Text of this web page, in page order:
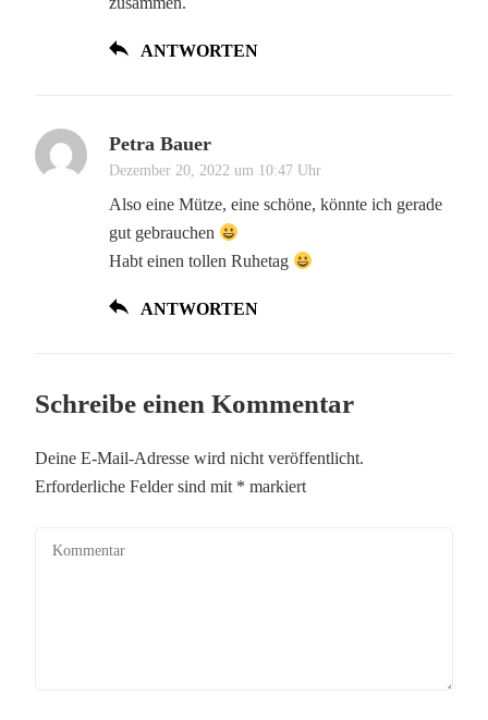
ANTWORTEN
Petra Bauer
Dezember 20, 2022 um 10:47 Uhr
Also eine Mütze, eine schöne, könnte ich gerade
gut gebrauchen
Habt einen tollen Ruhetag
ANTWORTEN
Schreibe einen Kommentar
Deine E-Mail-Adresse wird nicht veröffentlicht.
Erforderliche Felder sind mit * markiert